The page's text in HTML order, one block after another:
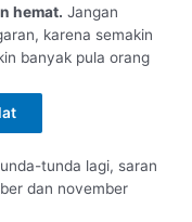
hemat. Jangan
karena semakin
banyak pula orang
tunda lagi, saran
dan november